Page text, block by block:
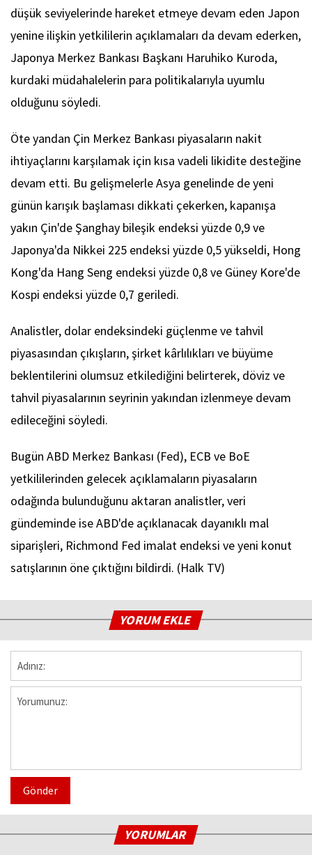
düşük seviyelerinde hareket etmeye devam eden Japon
yenine ilişkin yetkililerin açıklamaları da devam ederken,
Japonya Merkez Bankası Başkanı Haruhiko Kuroda,
kurdaki müdahalelerin para politikalarıyla uyumlu
olduğunu söyledi.
Öte yandan Çin Merkez Bankası piyasaların nakit
ihtiyaçlarını karşılamak için kısa vadeli likidite desteğine
devam etti. Bu gelişmelerle Asya genelinde de yeni
günün karışık başlaması dikkati çekerken, kapanışa
yakın Çin'de Şanghay bileşik endeksi yüzde 0,9 ve
Japonya'da Nikkei 225 endeksi yüzde 0,5 yükseldi, Hong
Kong'da Hang Seng endeksi yüzde 0,8 ve Güney Kore'de
Kospi endeksi yüzde 0,7 geriledi.
Analistler, dolar endeksindeki güçlenme ve tahvil
piyasasından çıkışların, şirket kârlılıkları ve büyüme
beklentilerini olumsuz etkilediğini belirterek, döviz ve
tahvil piyasalarının seyrinin yakından izlenmeye devam
edileceğini söyledi.
Bugün ABD Merkez Bankası (Fed), ECB ve BoE
yetkililerinden gelecek açıklamaların piyasaların
odağında bulunduğunu aktaran analistler, veri
gündeminde ise ABD'de açıklanacak dayanıklı mal
siparişleri, Richmond Fed imalat endeksi ve yeni konut
satışlarının öne çıktığını bildirdi. (Halk TV)
YORUM EKLE
Gönder
YORUMLAR